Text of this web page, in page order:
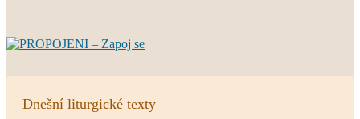
Dnešní liturgické texty